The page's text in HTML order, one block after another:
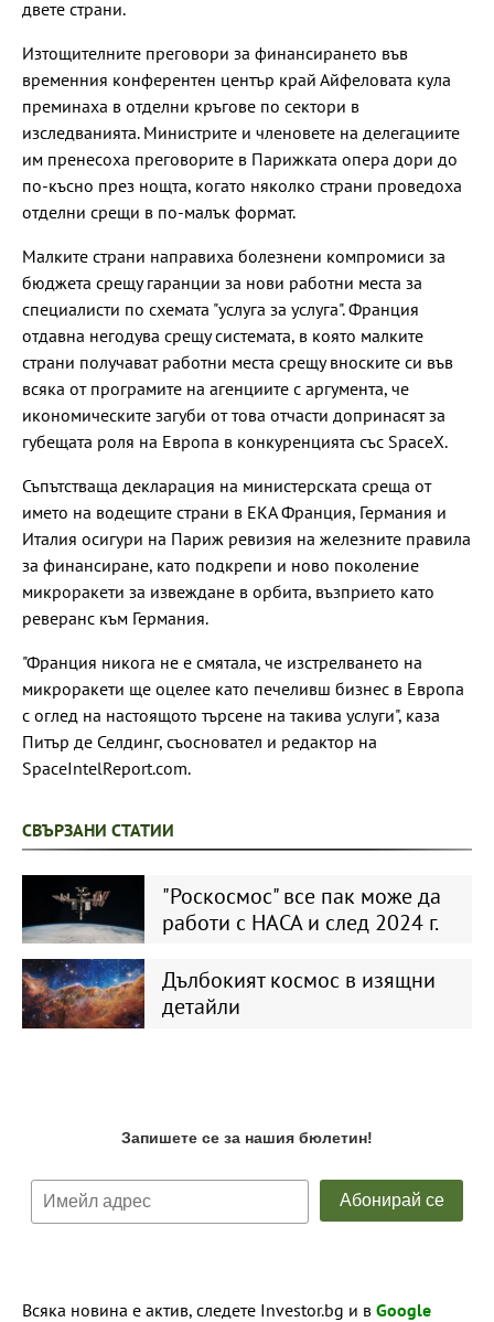
двете страни.
Изтощителните преговори за финансирането във
временния конферентен център край Айфеловата кула
преминаха в отделни кръгове по сектори в
изследванията. Министрите и членовете на делегациите
им пренесоха преговорите в Парижката опера дори до
по-късно през нощта, когато няколко страни проведоха
отделни срещи в по-малък формат.
Малките страни направиха болезнени компромиси за
бюджета срещу гаранции за нови работни места за
специалисти по схемата "услуга за услуга". Франция
отдавна негодува срещу системата, в която малките
страни получават работни места срещу вноските си във
всяка от програмите на агенциите с аргумента, че
икономическите загуби от това отчасти допринасят за
губещата роля на Европа в конкуренцията със SpaceX.
Съпътстваща декларация на министерската среща от
името на водещите страни в ЕКА Франция, Германия и
Италия осигури на Париж ревизия на железните правила
за финансиране, като подкрепи и ново поколение
микроракети за извеждане в орбита, възприето като
реверанс към Германия.
"Франция никога не е смятала, че изстрелването на
микроракети ще оцелее като печеливш бизнес в Европа
с оглед на настоящото търсене на такива услуги", каза
Питър де Селдинг, съосновател и редактор на
SpaceIntelReport.com.
СВЪРЗАНИ СТАТИИ
"Роскосмос" все пак може да
работи с НАСА и след 2024 г.
Дълбокият космос в изящни
детайли
Всяка новина е актив, следете Investor.bg и в Google